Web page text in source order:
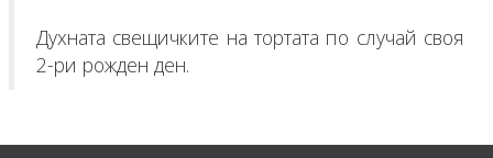
Духната свещичките на тортата по случай своя
2-ри рожден ден.